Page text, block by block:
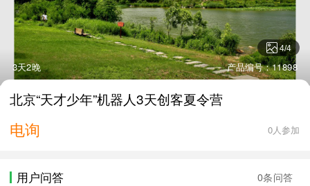
4/4
3天2晚 产品编号：11898
北京“天才少年”机器人3天创客夏令营
电询 0人参加
用户问答 0条问答